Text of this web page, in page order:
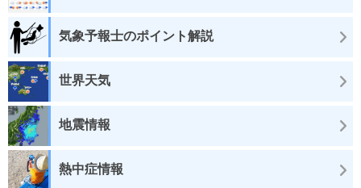
気象予報士のポイント解説
世界天気
地震情報
熱中症情報